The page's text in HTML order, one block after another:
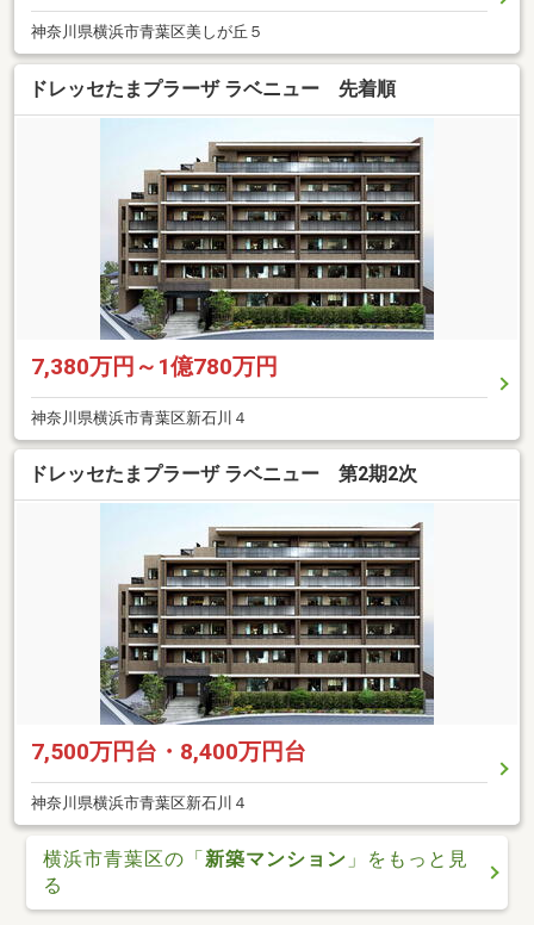
神奈川県横浜市青葉区美しが丘５
ドレッセたまプラーザ ラベニュー 先着順
7,380万円～1億780万円
神奈川県横浜市青葉区新石川４
ドレッセたまプラーザ ラベニュー 第2期2次
7,500万円台・8,400万円台
神奈川県横浜市青葉区新石川４
横浜市青葉区の「新築マンション 」をもっと見
る